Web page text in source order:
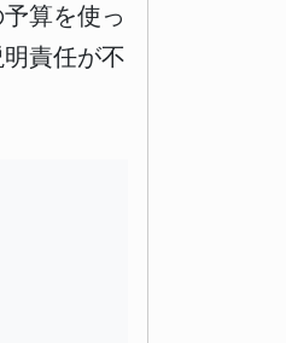
算を使っ
責任が不